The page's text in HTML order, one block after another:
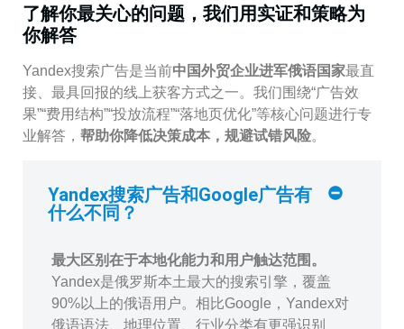
了解你最关心的问题，我们用实证和策略为
你解答
Yandex搜索广告是当前中国外贸企业进军俄语国家最直
接、最具回报的线上获客方式之一。我们围绕“广告效
果”“费用结构”“投放流程”“落地页优化”等核心问题进行专
业解答， 帮助你降低决策成本，规避试错风险。
Yandex搜索广告和Google广告有
什么不同？
最大区别在于本地化能力和用户触达范围。
Yandex是俄罗斯本土最大的搜索引擎，覆盖
90%以上的俄语用户。相比Google，Yandex对
俄语语法、地理位置、行业分类有更强识别